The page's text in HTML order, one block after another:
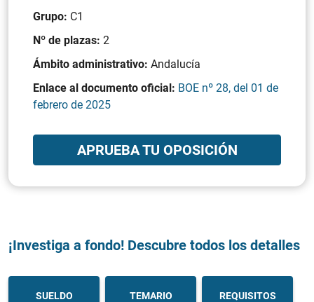
Grupo: C1
Nº de plazas: 2
Ámbito administrativo: Andalucía
Enlace al documento oficial: BOE nº 28, del 01 de
febrero de 2025
APRUEBA TU OPOSICIÓN
¡Investiga a fondo! Descubre todos los detalles
SUELDO TEMARIO REQUISITOS